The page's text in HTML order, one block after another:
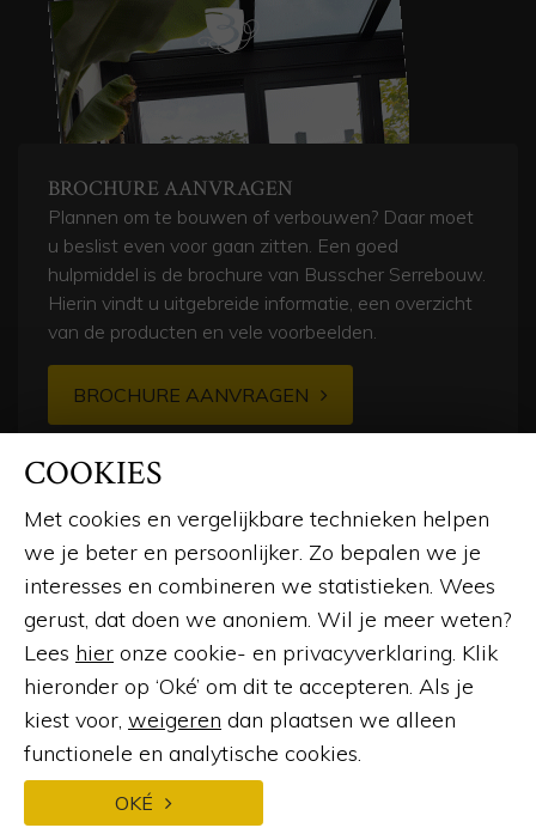
BROCHURE AANVRAGEN
Plannen om te bouwen of verbouwen? Daar moet
u beslist even voor gaan zitten. Een goed
hulpmiddel is de brochure van Busscher Serrebouw.
Hierin vindt u uitgebreide informatie, een overzicht
van de producten en vele voorbeelden.
BROCHURE AANVRAGEN
© 2026
LinkedIn
Instagram
Facebook
Pinterest
Webdesign en ontwikkeling
COOKIES
Met cookies en vergelijkbare technieken helpen
we je beter en persoonlijker. Zo bepalen we je
interesses en combineren we statistieken. Wees
gerust, dat doen we anoniem. Wil je meer weten?
Lees hier onze cookie- en privacyverklaring. Klik
hieronder op ‘Oké’ om dit te accepteren. Als je
kiest voor, weigeren dan plaatsen we alleen
functionele en analytische cookies.
OKÉ